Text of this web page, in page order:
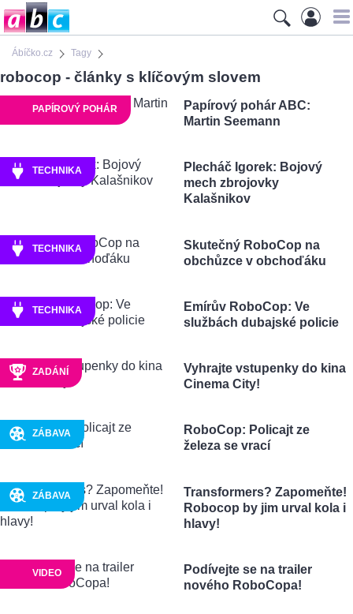
Ábíčko.cz Tagy
robocop - články s klíčovým slovem
PAPÍROVÝ POHÁR
Papírový pohár ABC:
Martin Seemann
TECHNIKA
Plecháč Igorek: Bojový
mech zbrojovky
Kalašnikov
TECHNIKA
Skutečný RoboCop na
obchůzce v obchoďáku
TECHNIKA
Emírův RoboCop: Ve
službách dubajské policie
ZADÁNÍ
Vyhrajte vstupenky do kina
Cinema City!
ZÁBAVA
RoboCop: Policajt ze
železa se vrací
ZÁBAVA
Transformers? Zapomeňte!
Robocop by jim urval kola i
hlavy!
VIDEO
Podívejte se na trailer
nového RoboCopa!